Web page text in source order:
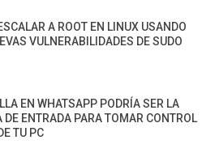
A ROOT EN LINUX USANDO
VULNERABILIDADES DE SUDO
EN WHATSAPP PODRÍA SER LA
DE ENTRADA PARA TOMAR CONTROL
TU PC